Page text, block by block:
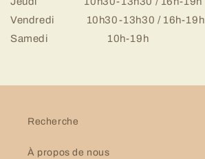
Vendredi 10h30-13h30 / 16h-19h
Samedi 10h-19h
Recherche
À propos de nous